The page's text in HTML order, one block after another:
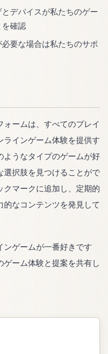
とデバイスが私たちのゲー
確認
要な場合は私たちのサポ
ームは、すべてのプレイ
インゲーム体験を提供す
ようなタイプのゲームが好
選択肢を見つけることがで
クマークに追加し、定期的
なコンテンツを発見して
ンゲームが一番好きです
ーム体験と提案を共有し